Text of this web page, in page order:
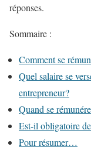
réponses.
Sommaire :
Comment se
Quel salaire se
entrepreneur?
Quand se
Est-il obligatoire
Pour résumer…